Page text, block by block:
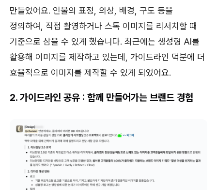
만들었어요. 인물의 표정, 의상, 배경, 구도 등을
정의하여, 직접 촬영하거나 스톡 이미지를 리서치할 때
기준으로 삼을 수 있게 했습니다. 최근에는 생성형 AI를
활용해 이미지를 제작하고 있는데, 가이드라인 덕분에 더
효율적으로 이미지를 제작할 수 있게 되었어요.
2. 가이드라인 공유 : 함께 만들어가는 브랜드 경험